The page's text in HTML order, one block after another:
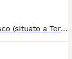
L'allevamento amatoriale Custodi del Bosco (situato a Terranuova Bracciolini, Arezzo) è lieto di annunciare la nascita di due splendide cucciolate di Maine Coon! I piccoli saranno pronti per raggiungere le loro nuove famiglie a partire da settembre. I nostri cuccioli crescono in un ambiente familiare, circondati da amore e attenzioni, per garantire un carattere equilibrato, socievole e affettuoso. Cosa include la cessione del cucciolo: Pedigree AFEF Microchip già inserito e registrazione all'anagrafe felina Ciclo di vaccinazioni e sverminazioni effettuati. Libretto sanitario Test genetici dei genitori Nota sulle foto: i cuccioli contrassegnati con una X sono già stati prenotati e non sono più disponibili. Ci troviamo a Terranuova Bracciolini (AR), in Toscana. Se vuoi venire a conoscerli o desideri ricevere maggiori informazioni, foto e video dei singoli cuccioli, non esitare a contattarci! Saremo felici di trovare la famiglia perfetta per ognuno dei nostri "Custodi del Bosco".